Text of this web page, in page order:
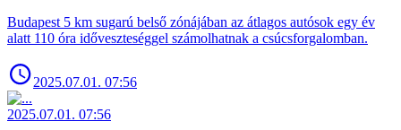
Budapest 5 km sugarú belső zónájában az átlagos autósok egy év
alatt 110 óra időveszteséggel számolhatnak a csúcsforgalomban.
2025.07.01. 07:56
2025.07.01. 07:56